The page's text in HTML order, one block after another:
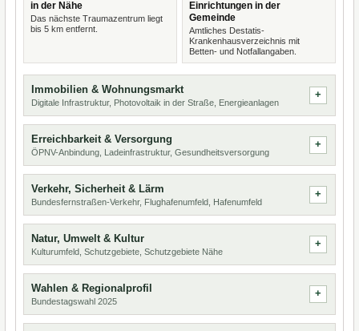
in der Nähe
Das nächste Traumazentrum liegt
bis 5 km entfernt.
Einrichtungen in der
Gemeinde
Amtliches Destatis-
Krankenhausverzeichnis mit
Betten- und Notfallangaben.
Immobilien & Wohnungsmarkt
Digitale Infrastruktur, Photovoltaik in der Straße, Energieanlagen
Erreichbarkeit & Versorgung
ÖPNV-Anbindung, Ladeinfrastruktur, Gesundheitsversorgung
Verkehr, Sicherheit & Lärm
Bundesfernstraßen-Verkehr, Flughafenumfeld, Hafenumfeld
Natur, Umwelt & Kultur
Kulturumfeld, Schutzgebiete, Schutzgebiete Nähe
Wahlen & Regionalprofil
Bundestagswahl 2025